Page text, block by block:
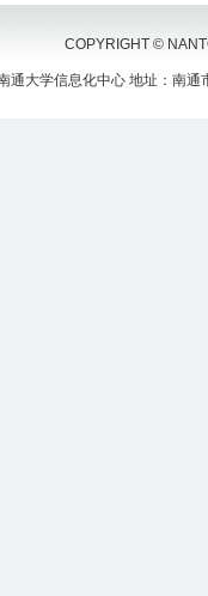
COPYRIGHT ©
通大学信息化中心 地址：南